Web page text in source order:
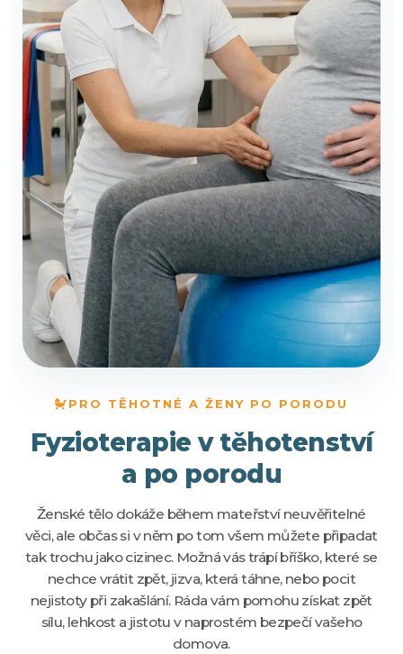
PRO TĚHOTNÉ A ŽENY PO PORODU
Fyzioterapie v těhotenství
a po porodu
Ženské tělo dokáže během mateřství neuvěřitelné
věci, ale občas si v něm po tom všem můžete připadat
tak trochu jako cizinec. Možná vás trápí bříško, které se
nechce vrátit zpět, jizva, která táhne, nebo pocit
nejistoty při zakašlání. Ráda vám pomohu získat zpět
sílu, lehkost a jistotu v naprostém bezpečí vašeho
domova.